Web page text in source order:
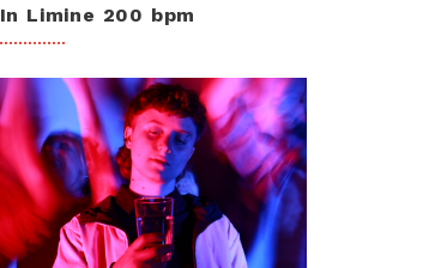
In Limine 200 bpm